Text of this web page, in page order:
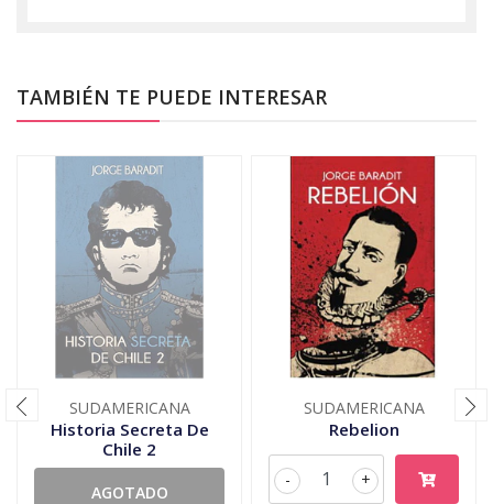
TAMBIÉN TE PUEDE INTERESAR
SUDAMERICANA
Historia Secreta De
Chile 2
AGOTADO
SUDAMERICANA
Rebelion
+
-